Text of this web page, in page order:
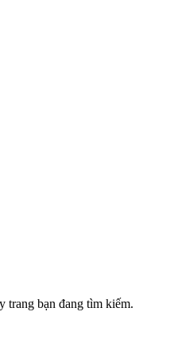
trang bạn đang tìm kiếm.